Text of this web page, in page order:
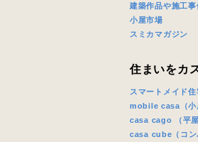
建築作品や施工事
小屋市場
スミカマガジン
住まいをカ
スマートメイド住
mobile casa（小
casa cago （平屋
casa cube（コン